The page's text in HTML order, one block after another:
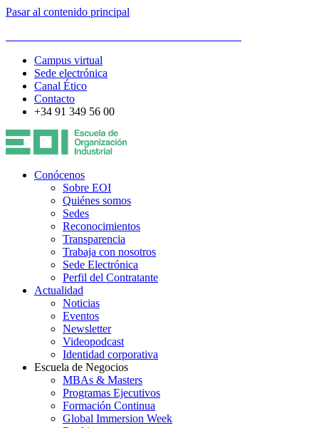
Pasar al contenido principal
Campus virtual
Sede electrónica
Canal Ético
Contacto
+34 91 349 56 00
Conócenos
Sobre EOI
Quiénes somos
Sedes
Reconocimientos
Transparencia
Trabaja con nosotros
Sede Electrónica
Perfil del Contratante
Actualidad
Noticias
Eventos
Newsletter
Videopodcast
Identidad corporativa
Escuela de Negocios
MBAs & Masters
Programas Ejecutivos
Formación Continua
Global Immersion Week